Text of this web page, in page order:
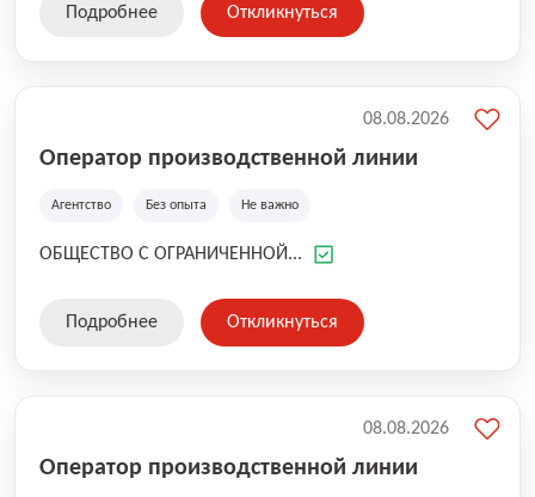
Подробнее Откликнуться
Оператор производственной линии
Агентство Без опыта Не важно
ОБЩЕСТВО С ОГРАНИЧЕННОЙ...
08.08.2026
Подробнее Откликнуться
Оператор производственной линии
08.08.2026